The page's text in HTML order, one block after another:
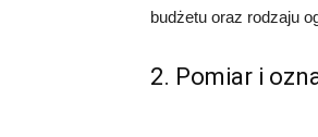
budżetu oraz rodzaju
2. Pomiar i